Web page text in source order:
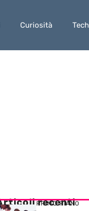
Curiosità Tech
recenti
PRIMO PIANO